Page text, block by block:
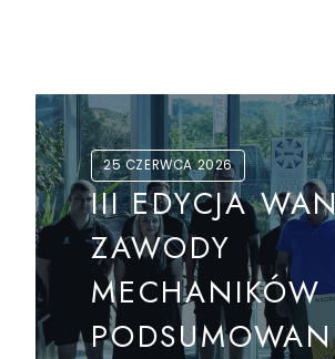
25 CZERWCA 2026
III EDYCJA
ZAWODY